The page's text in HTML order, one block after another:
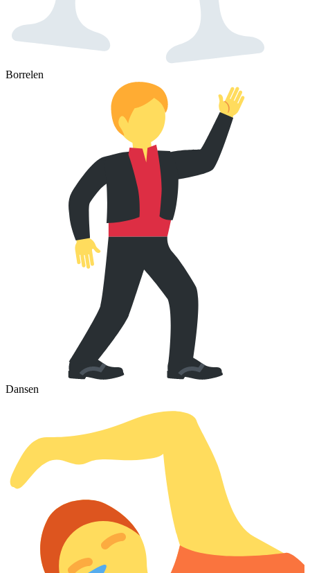
Borrelen
Dansen